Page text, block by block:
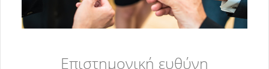
Επιστημονική ευθύνη